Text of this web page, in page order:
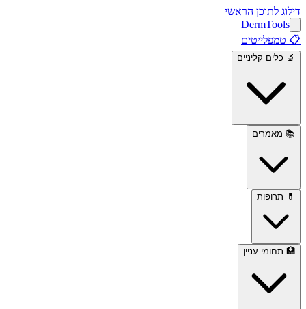
דילוג לתוכן הראשי
DermTools
📋 טמפלייטים
🔬 כלים קליניים
📚 מאמרים
💊 תרופות
🏥 תחומי עניין